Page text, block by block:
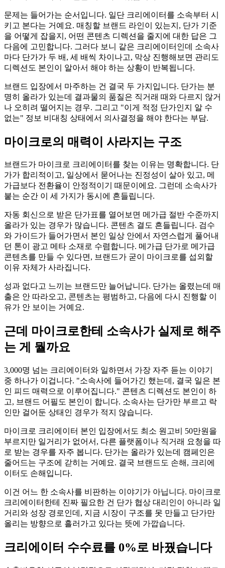
문제는 들어가는 순서입니다. 일단 크리에이터를 소속부터 시
키고 본다는 거예요. 매칭할 브랜드 라인이 있는지, 단가 기준
을 어떻게 잡을지, 어떤 콘텐츠 디렉션을 줄지에 대한 답은 그
다음에 고민합니다. 그러다 보니 같은 크리에이터인데 소속사
마다 단가가 두 배, 세 배씩 차이나고, 막상 진행해보면 관리도
디렉션도 본인이 알아서 해야 하는 상황이 반복됩니다.
브랜드 입장에서 마주하는 건 결국 두 가지입니다. 단가는 분
명히 올라가 있는데 결과물의 품질은 직거래 때와 다르지 않거
나 오히려 떨어지는 경우. 그리고 "이게 적정 단가인지 알 수
없는" 정보 비대칭 상태에서 의사결정을 해야 한다는 부담.
마이크로의 매력이 사라지는 구조
브랜드가 마이크로 크리에이터를 찾는 이유는 명확합니다. 단
가가 합리적이고, 일상에서 묻어나는 진정성이 살아 있고, 메
가급보다 전환율이 안정적이기 때문이에요. 그런데 소속사가
붙는 순간 이 세 가지가 동시에 흔들립니다.
자동 회신으로 받은 단가표를 열어보면 메가급 절반 수준까지
올라가 있는 경우가 많습니다. 콘텐츠 결도 흔들립니다. 검수
와 가이드가 들어가면서 본인 일상 안에서 자연스럽게 풀어내
던 톤이 광고 메타 소재로 수렴합니다. 메가급 단가로 메가급
콘텐츠를 만들 수 있다면, 브랜드가 굳이 마이크로를 섭외할
이유 자체가 사라집니다.
성과 없다고 느끼는 브랜드만 늘어납니다. 단가는 올렸는데 매
출은 안 따라오고, 콘텐츠는 평범하고, 다음에 다시 진행할 이
유가 안 보이는 거예요.
근데 마이크로한테 소속사가 실제로 해주
는 게 뭘까요
3,000명 넘는 크리에이터와 일하면서 가장 자주 듣는 이야기
중 하나가 이겁니다. "소속사에 들어가긴 했는데, 결국 일은 본
인 피드 매력으로 이루어집니다." 콘텐츠 디렉션도 본인이 하
고, 브랜드 어필도 본인이 합니다. 소속사는 단가만 부르고 락
인만 걸어둔 상태인 경우가 적지 않습니다.
마이크로 크리에이터 본인 입장에서도 최소 원고비 50만원을
부르지만 일거리가 없어서, 다른 플랫폼이나 직거래 요청을 따
로 받는 경우를 자주 봅니다. 단가는 올라가 있는데 캠페인은
줄어드는 구조에 갇히는 거예요. 결국 브랜드도 손해, 크리에
이터도 손해입니다.
이건 어느 한 소속사를 비판하는 이야기가 아닙니다. 마이크로
크리에이터한테 진짜 필요한 건 단가 협상 대리인이 아니라 일
거리와 성장 경로인데, 지금 시장이 구조를 못 만들고 단가만
올리는 방향으로 흘러가고 있다는 뜻에 가깝습니다.
크리에이터 수수료를 0%로 바꿨습니다